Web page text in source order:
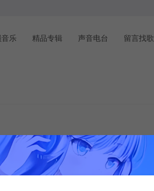
乐 精品专辑 声音电台 留言找歌